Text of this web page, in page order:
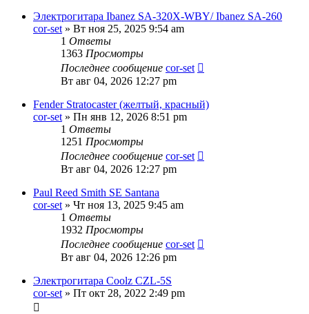
Электрогитара Ibanez SA-320X-WBY/ Ibanez SA-260
cor-set » Вт ноя 25, 2025 9:54 am
1 Ответы
1363 Просмотры
Последнее сообщение cor-set
Вт авг 04, 2026 12:27 pm
Fender Stratocaster (желтый, красный)
cor-set » Пн янв 12, 2026 8:51 pm
1 Ответы
1251 Просмотры
Последнее сообщение cor-set
Вт авг 04, 2026 12:27 pm
Paul Reed Smith SE Santana
cor-set » Чт ноя 13, 2025 9:45 am
1 Ответы
1932 Просмотры
Последнее сообщение cor-set
Вт авг 04, 2026 12:26 pm
Электрогитара Coolz CZL-5S
cor-set » Пт окт 28, 2022 2:49 pm